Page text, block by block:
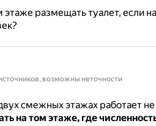
этаже размещать туалет, если
возможны неточности
смежных этажах работает
на том этаже, где